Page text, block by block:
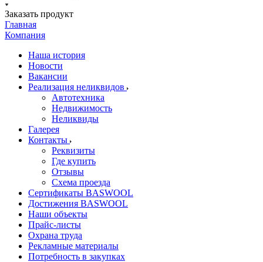
Заказать продукт
Главная
Компания
Наша история
Новости
Вакансии
Реализация неликвидов
Автотехника
Недвижимость
Неликвиды
Галерея
Контакты
Реквизиты
Где купить
Отзывы
Схема проезда
Сертификаты BASWOOL
Достижения BASWOOL
Наши объекты
Прайс-листы
Охрана труда
Рекламные материалы
Потребность в закупках